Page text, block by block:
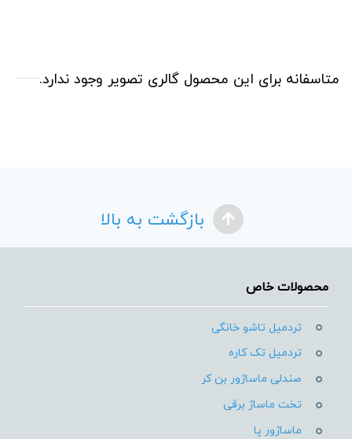
متاسفانه برای این محصول گالری تصویر وجود ندارد.
بازگشت به بالا
محصولات خاص
تردمیل تاشو خانگی
تردمیل تک کاره
صندلی ماساژور بن کر
تخت ماساژ برقی
ماساژور پا